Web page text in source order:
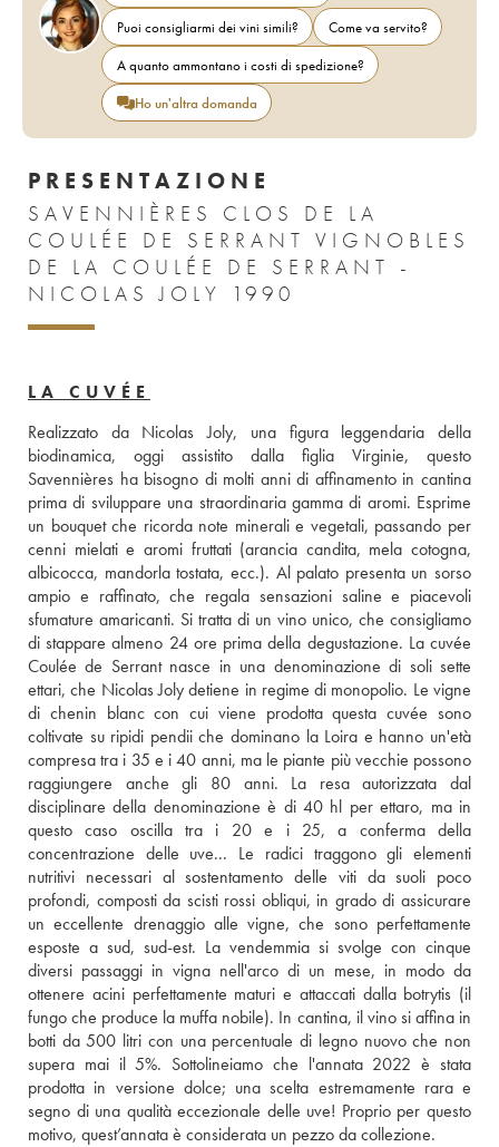
Puoi consigliarmi dei vini simili?
Come va servito?
A quanto ammontano i costi di spedizione?
Ho un'altra domanda
PRESENTAZIONE
SAVENNIÈRES CLOS DE LA
COULÉE DE SERRANT VIGNOBLES
DE LA COULÉE DE SERRANT -
NICOLAS JOLY 1990
LA CUVÉE
Realizzato da Nicolas Joly, una figura leggendaria della
biodinamica, oggi assistito dalla figlia Virginie, questo
Savennières ha bisogno di molti anni di affinamento in cantina
prima di sviluppare una straordinaria gamma di aromi. Esprime
un bouquet che ricorda note minerali e vegetali, passando per
cenni mielati e aromi fruttati (arancia candita, mela cotogna,
albicocca, mandorla tostata, ecc.). Al palato presenta un sorso
ampio e raffinato, che regala sensazioni saline e piacevoli
sfumature amaricanti. Si tratta di un vino unico, che consigliamo
di stappare almeno 24 ore prima della degustazione. La cuvée
Coulée de Serrant nasce in una denominazione di soli sette
ettari, che Nicolas Joly detiene in regime di monopolio. Le vigne
di chenin blanc con cui viene prodotta questa cuvée sono
coltivate su ripidi pendii che dominano la Loira e hanno un'età
compresa tra i 35 e i 40 anni, ma le piante più vecchie possono
raggiungere anche gli 80 anni. La resa autorizzata dal
disciplinare della denominazione è di 40 hl per ettaro, ma in
questo caso oscilla tra i 20 e i 25, a conferma della
concentrazione delle uve... Le radici traggono gli elementi
nutritivi necessari al sostentamento delle viti da suoli poco
profondi, composti da scisti rossi obliqui, in grado di assicurare
un eccellente drenaggio alle vigne, che sono perfettamente
esposte a sud, sud-est. La vendemmia si svolge con cinque
diversi passaggi in vigna nell'arco di un mese, in modo da
ottenere acini perfettamente maturi e attaccati dalla botrytis (il
fungo che produce la muffa nobile). In cantina, il vino si affina in
botti da 500 litri con una percentuale di legno nuovo che non
supera mai il 5%. Sottolineiamo che l'annata 2022 è stata
prodotta in versione dolce; una scelta estremamente rara e
segno di una qualità eccezionale delle uve! Proprio per questo
motivo, quest’annata è considerata un pezzo da collezione.